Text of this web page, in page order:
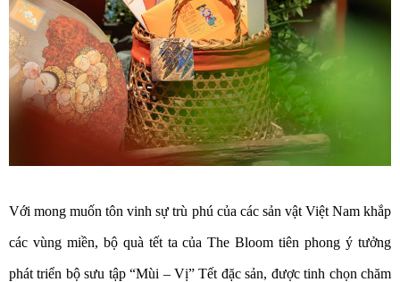
Với mong muốn tôn vinh sự trù phú của các sản vật Việt Nam khắp
các vùng miền, bộ quà tết ta của The Bloom tiên phong ý tưởng
phát triển bộ sưu tập “Mùi – Vị” Tết đặc sản, được tinh chọn chăm